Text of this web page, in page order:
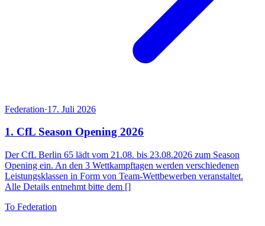
Federation·17. Juli 2026
1. CfL Season Opening 2026
Der CfL Berlin 65 lädt vom 21.08. bis 23.08.2026 zum Season
Opening ein. An den 3 Wettkampftagen werden verschiedenen
Leistungsklassen in Form von Team-Wettbewerben veranstaltet.
Alle Details entnehmt bitte dem []
To Federation